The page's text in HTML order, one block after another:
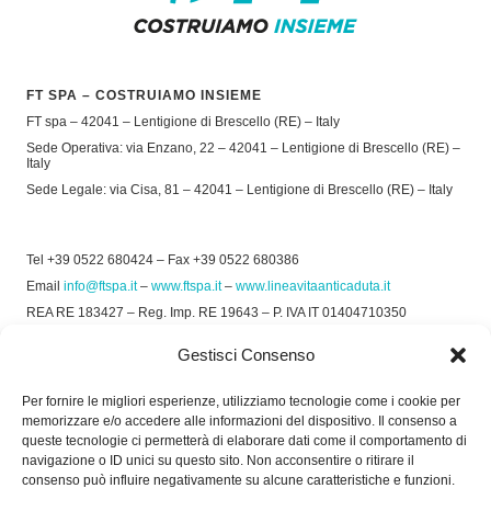
Gestisci Consenso
Per fornire le migliori esperienze, utilizziamo tecnologie come i cookie per
memorizzare e/o accedere alle informazioni del dispositivo. Il consenso a
queste tecnologie ci permetterà di elaborare dati come il comportamento di
navigazione o ID unici su questo sito. Non acconsentire o ritirare il
consenso può influire negativamente su alcune caratteristiche e funzioni.
FT SPA – COSTRUIAMO INSIEME
FT spa – 42041 – Lentigione di Brescello (RE) – Italy
Sede Operativa: via Enzano, 22 – 42041 – Lentigione di Brescello (RE) –
Italy
Sede Legale: via Cisa, 81 – 42041 – Lentigione di Brescello (RE) – Italy
Tel +39 0522 680424 – Fax +39 0522 680386
Email info@ftspa.it– www.ftspa.it– www.lineavitaanticaduta.it
REA RE 183427 – Reg. Imp. RE 19643 – P. IVA IT 01404710350
Privacy Policy–Cookie Policy
SOCIAL